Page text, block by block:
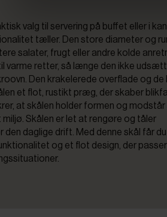
valg til servering på buffet eller i
tæller. Den store diameter og
salater, frugt eller andre kolde
varme retter, så længe den ikke
Den krakelerede overflade og de
et flot, rustikt præg, der skaber
at skålen holder formen og
Skålen er let at rengøre og tåler
daglige drift. Med denne skål får du
og et flot design, der passer